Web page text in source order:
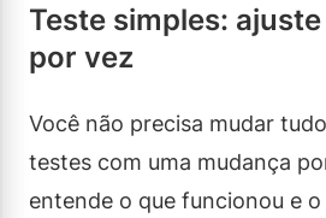
Teste simples:
por vez
Você não precisa mudar
testes com uma mudança
entende o que funcionou e o